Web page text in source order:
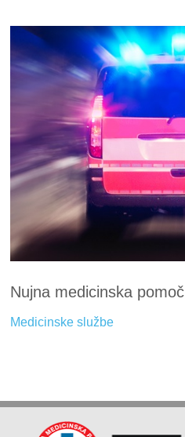
Nujna medicinska pomoč
Medicinske službe